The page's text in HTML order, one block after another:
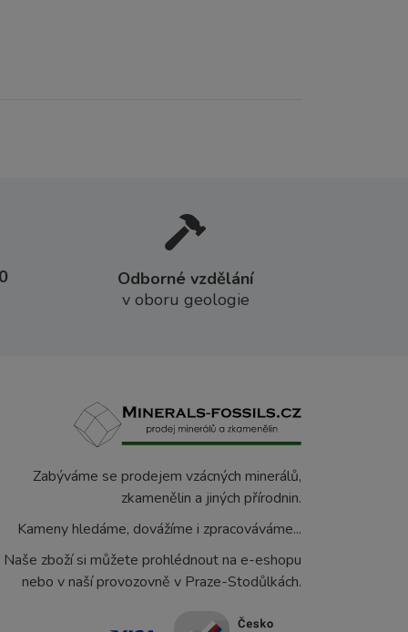
Odborné vzdělání
v oboru geologie
Zabýváme se prodejem vzácných minerálů,
zkamenělin a jiných přírodnin.
Kameny hledáme, dovážíme i zpracováváme...
Naše zboží si můžete prohlédnout na e-eshopu
nebo v naší provozovně v Praze-Stodůlkách.